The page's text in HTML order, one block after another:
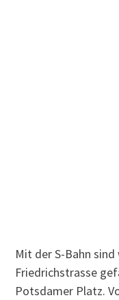
Mit der S-Bahn
Friedrichstrasse
Potsdamer Platz.